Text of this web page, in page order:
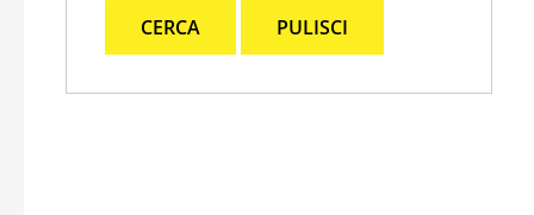
CERCA PULISCI